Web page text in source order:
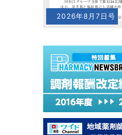
2026年8月7日号